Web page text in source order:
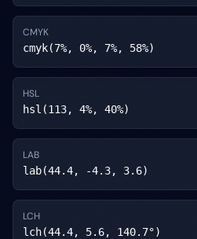
CMYK
cmyk(7%, 0%, 7%, 58%)
HSL
hsl(113, 4%, 40%)
LAB
lab(44.4, -4.3, 3.6)
LCH
lch(44.4, 5.6, 140.7°)